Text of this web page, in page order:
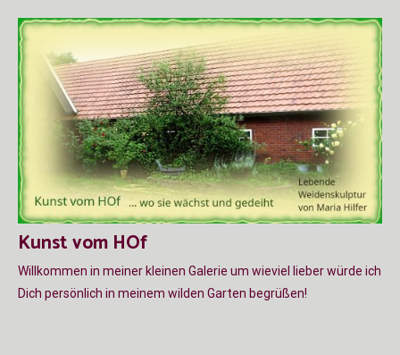
Inhalt
springen
Kunst vom HOf
Willkommen in meiner kleinen Galerie um wieviel lieber würde ich
Dich persönlich in meinem wilden Garten begrüßen!